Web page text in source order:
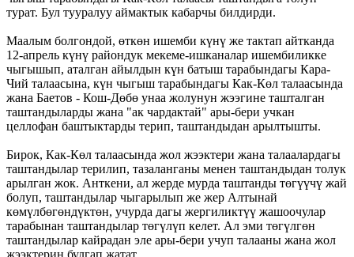
турат. Бул тууралуу аймактык кабарчы билдирди.
Маалым болгондой, өткөн ишемби күнү же тактап айтканда
12-апрель күнү райондук мекеме-ишканалар ишембиликке
чыгышып, аталган айылдын күн батыш тарабындагы Кара-
Чий талаасына, күн чыгыш тарабындагы Как-Көл талаасында
жана Баетов - Кош-Дөбө унаа жолунун жээгине ташталган
таштандыларды жана "ак чардактай" ары-бери учкан
целлофан баштыктарды терип, таштандыдан арылтышты.
Бирок, Как-Көл талаасында жол жээктери жана талаалардагы
таштандылар терилип, тазаланганы менен таштандыдан толук
арылган жок. Анткени, ал жерде мурда таштанды төгүүчү жай
болуп, таштандылар чыгарылып же жер Алтынай
көмүлбөгөндүктөн, учурда дагы жергиликтүү жашоочулар
тарабынан таштандылар төгүлүп келет. Ал эми төгүлгөн
таштандылар кайрадан эле ары-бери учуп талааны жана жол
жээктерин булгап жатат.